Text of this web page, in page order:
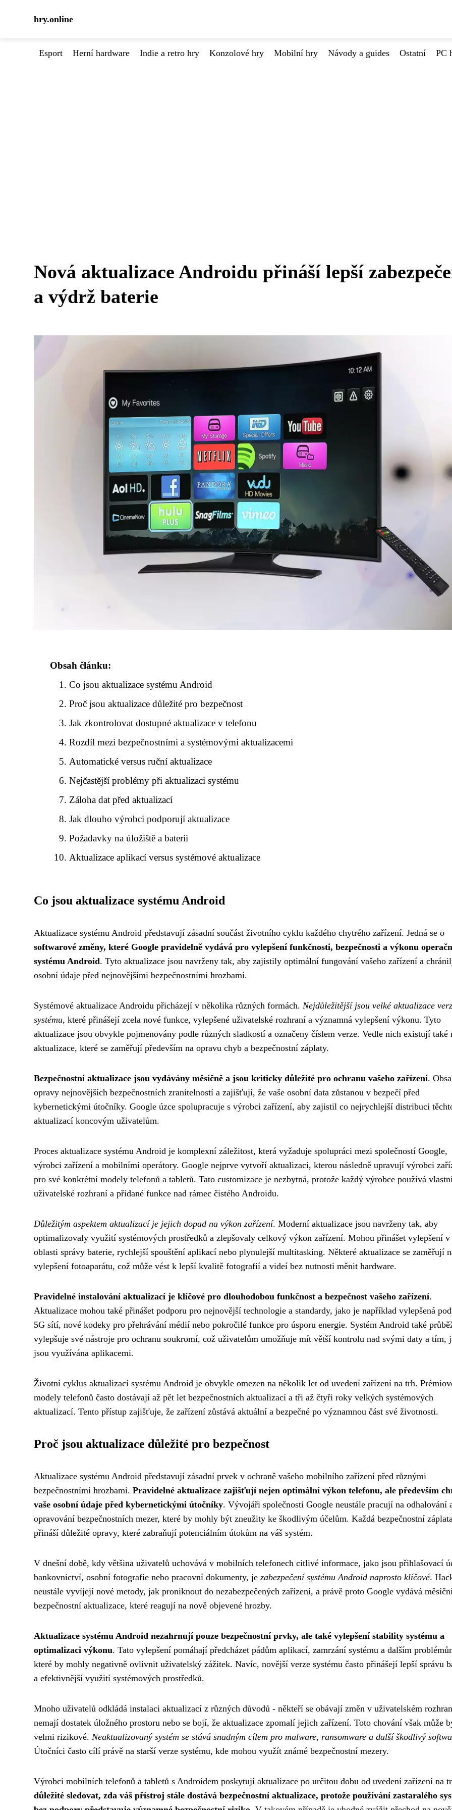
hry.online
Esport Herní hardware Indie a retro hry Konzolové hry Mobilní hry Návody a guides Ostatní PC
Nová aktualizace Androidu přináší lepší
a výdrž baterie
Obsah článku:
Co jsou aktualizace systému Android
Proč jsou aktualizace důležité pro bezpečnost
Jak zkontrolovat dostupné aktualizace v telefonu
Rozdíl mezi bezpečnostními a systémovými aktualizacemi
Automatické versus ruční aktualizace
Nejčastější problémy při aktualizaci systému
Záloha dat před aktualizací
Jak dlouho výrobci podporují aktualizace
Požadavky na úložiště a baterii
Aktualizace aplikací versus systémové aktualizace
Co jsou aktualizace systému Android
Aktualizace systému Android představují zásadní součást životního cyklu každého chytrého zařízení. Jedná se o
softwarové změny, které Google pravidelně vydává pro vylepšení funkčnosti, bezpečnosti a výkonu
systému Android. Tyto aktualizace jsou navrženy tak, aby zajistily optimální fungování vašeho zařízení a
osobní údaje před nejnovějšími bezpečnostními hrozbami.
Systémové aktualizace Androidu přicházejí v několika různých formách. Nejdůležitější jsou velké aktualizace
systému, které přinášejí zcela nové funkce, vylepšené uživatelské rozhraní a významná vylepšení výkonu. Tyto
aktualizace jsou obvykle pojmenovány podle různých sladkostí a označeny číslem verze. Vedle nich existují také
aktualizace, které se zaměřují především na opravu chyb a bezpečnostní záplaty.
Bezpečnostní aktualizace jsou vydávány měsíčně a jsou kriticky důležité pro ochranu vašeho zařízení.
opravy nejnovějších bezpečnostních zranitelností a zajišťují, že vaše osobní data zůstanou v bezpečí před
kybernetickými útočníky. Google úzce spolupracuje s výrobci zařízení, aby zajistil co nejrychlejší distribuci
aktualizací koncovým uživatelům.
Proces aktualizace systému Android je komplexní záležitost, která vyžaduje spolupráci mezi společností Google,
výrobci zařízení a mobilními operátory. Google nejprve vytvoří aktualizaci, kterou následně upravují výrobci
pro své konkrétní modely telefonů a tabletů. Tato customizace je nezbytná, protože každý výrobce používá
uživatelské rozhraní a přidané funkce nad rámec čistého Androidu.
Důležitým aspektem aktualizací je jejich dopad na výkon zařízení. Moderní aktualizace jsou navrženy tak, aby
optimalizovaly využití systémových prostředků a zlepšovaly celkový výkon zařízení. Mohou přinášet vylepšení v
oblasti správy baterie, rychlejší spouštění aplikací nebo plynulejší multitasking. Některé aktualizace se zaměřují
vylepšení fotoaparátu, což může vést k lepší kvalitě fotografií a videí bez nutnosti měnit hardware.
Pravidelné instalování aktualizací je klíčové pro dlouhodobou funkčnost a bezpečnost vašeho zařízení.
Aktualizace mohou také přinášet podporu pro nejnovější technologie a standardy, jako je například vylepšená
5G sítí, nové kodeky pro přehrávání médií nebo pokročilé funkce pro úsporu energie. Systém Android také
vylepšuje své nástroje pro ochranu soukromí, což uživatelům umožňuje mít větší kontrolu nad svými daty a tím,
jsou využívána aplikacemi.
Životní cyklus aktualizací systému Android je obvykle omezen na několik let od uvedení zařízení na trh.
modely telefonů často dostávají až pět let bezpečnostních aktualizací a tři až čtyři roky velkých systémových
aktualizací. Tento přístup zajišťuje, že zařízení zůstává aktuální a bezpečné po významnou část své životnosti.
Proč jsou aktualizace důležité pro bezpečnost
Aktualizace systému Android představují zásadní prvek v ochraně vašeho mobilního zařízení před různými
bezpečnostními hrozbami. Pravidelné aktualizace zajišťují nejen optimální výkon telefonu, ale především
vaše osobní údaje před kybernetickými útočníky. Vývojáři společnosti Google neustále pracují na odhalování
opravování bezpečnostních mezer, které by mohly být zneužity ke škodlivým účelům. Každá bezpečnostní záplata
přináší důležité opravy, které zabraňují potenciálním útokům na váš systém.
V dnešní době, kdy většina uživatelů uchovává v mobilních telefonech citlivé informace, jako jsou přihlašovací
bankovnictví, osobní fotografie nebo pracovní dokumenty, je zabezpečení systému Android naprosto klíčové.
neustále vyvíjejí nové metody, jak proniknout do nezabezpečených zařízení, a právě proto Google vydává
bezpečnostní aktualizace, které reagují na nově objevené hrozby.
Aktualizace systému Android nezahrnují pouze bezpečnostní prvky, ale také vylepšení stability systému a
optimalizaci výkonu. Tato vylepšení pomáhají předcházet pádům aplikací, zamrzání systému a dalším
které by mohly negativně ovlivnit uživatelský zážitek. Navíc, novější verze systému často přinášejí lepší správu
a efektivnější využití systémových prostředků.
Mnoho uživatelů odkládá instalaci aktualizací z různých důvodů - někteří se obávají změn v uživatelském
nemají dostatek úložného prostoru nebo se bojí, že aktualizace zpomalí jejich zařízení. Toto chování však může
velmi rizikové. Neaktualizovaný systém se stává snadným cílem pro malware, ransomware a další škodlivý
Útočníci často cílí právě na starší verze systému, kde mohou využít známé bezpečnostní mezery.
Výrobci mobilních telefonů a tabletů s Androidem poskytují aktualizace po určitou dobu od uvedení zařízení na
důležité sledovat, zda váš přístroj stále dostává bezpečnostní aktualizace, protože používání zastaralého